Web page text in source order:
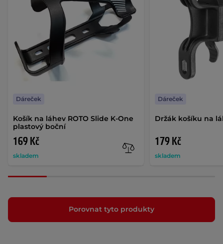
Košík na láhev ROTO Slide K-One
plastový boční
169 Kč
skladem
Dáreček
Držák košíku na
179 Kč
skladem
Dáreček
Porovnat tyto produkty